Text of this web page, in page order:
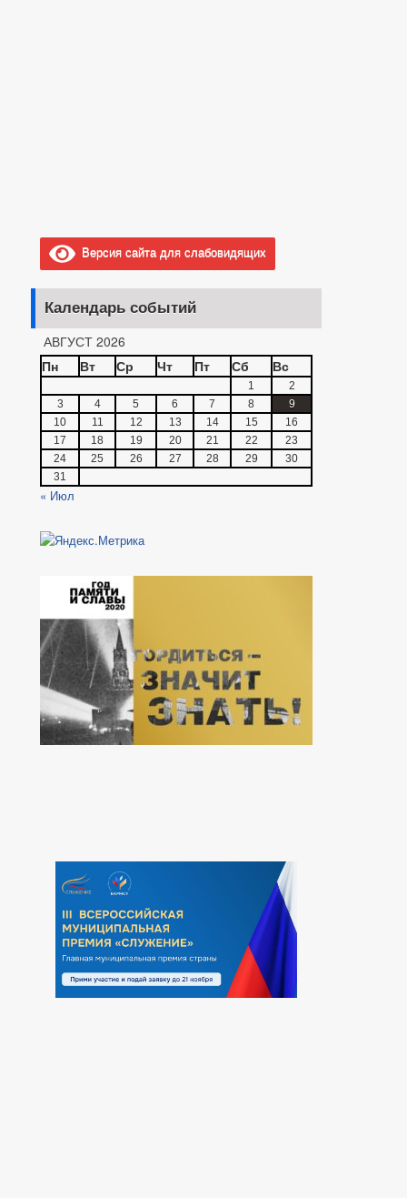
Версия сайта для слабовидящих
Календарь событий
АВГУСТ 2026
Пн
Вт Ср Чт Пт Сб Вс
1
2
3
4 5 6 7 8
9
10
11 12 13 14 15
16
17
18 19 20 21 22
23
24
25 26 27 28 29
30
31
« Июл